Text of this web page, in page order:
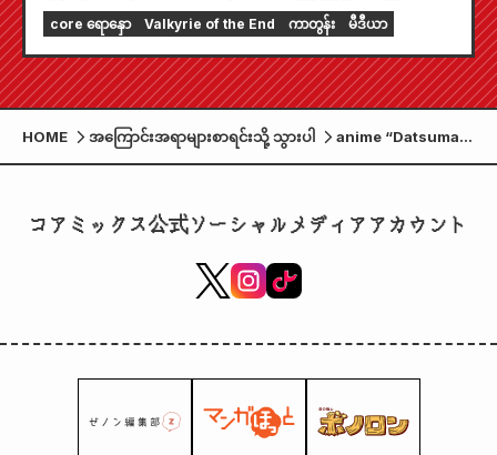
ဇာတ်ဝင်သီချင်းအဖြစ် ရွေးချယ်ခံထားရသည့် GLAY
၏သီချင်းအသစ်ပါ၀င်သည့် တတိယမြောက် ပရိုမိုးရှင်း
ဗီဒီယိုနှင့် ဒုတိယအဓိကသော့ချက်ရုပ်ပုံတို့ကိုလည်း
ထုတ်ဝေလိုက်ပြီဖြစ်သည်။
core ရောနှော Valkyrie of the End ကာတွန်း မီဒီယာ
HOME အကြောင်းအရာများစာရင်းသို့ သွားပါ
anime “Datsuma
၁၂ ရက်မှစတင်၍
コアミックス公式ソーシャルメディアアカウント